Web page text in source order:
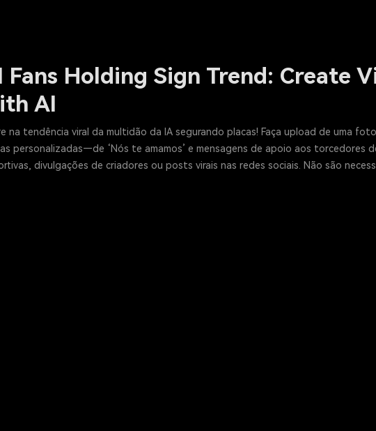
Fans Holding Sign Trend: Create
AI
na tendência viral da multidão da IA segurando placas! Faça upload de uma
personalizadas—de ‘Nós te amamos’ e mensagens de apoio aos torcedores
divulgações de criadores ou posts virais nas redes sociais. Não são